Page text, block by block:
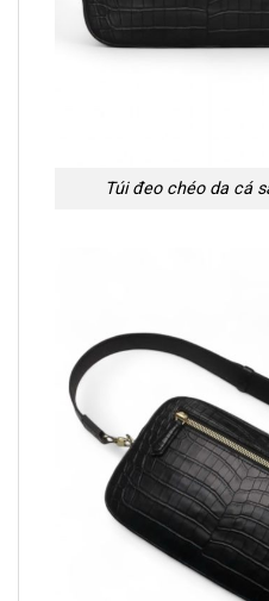
Túi đeo chéo da cá